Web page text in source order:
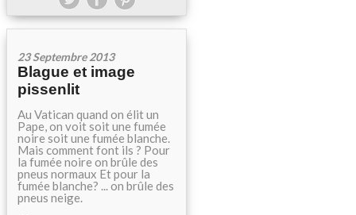
23 Septembre 2013
Blague et image
pissenlit
Au Vatican quand on élit un
Pape, on voit soit une fumée
noire soit une fumée blanche.
Mais comment font ils ? Pour
la fumée noire on brûle des
pneus normaux Et pour la
fumée blanche? ... on brûle des
pneus neige.